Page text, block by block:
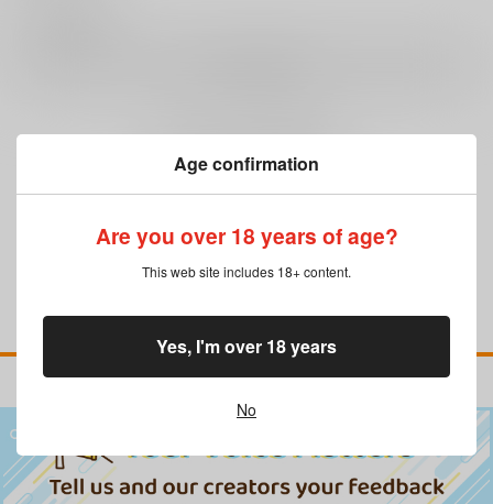
Age confirmation
Are you over 18 years of age?
This web site includes 18+ content.
No
Yes, I'm over 18 years